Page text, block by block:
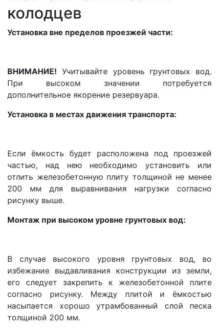
колодцев
Установка вне пределов проезжей части:
ВНИМАНИЕ! Учитывайте уровень грунтовых вод.
При высоком значении потребуется
дополнительное якорение резервуара.
Установка в местах движения транспорта:
Если ёмкость будет расположена под проезжей
частью, над нею необходимо установить или
отлить железобетонную плиту толщиной не менее
200 мм для выравнивания нагрузки согласно
рисунку выше.
Монтаж при высоком уровне грунтовых вод:
В случае высокого уровня грунтовых вод, во
избежание выдавливания конструкции из земли,
его следует закрепить к железобетонной плите
согласно рисунку. Между плитой и ёмкостью
насыпается хорошо утрамбованный слой песка
толщиной 200 мм.